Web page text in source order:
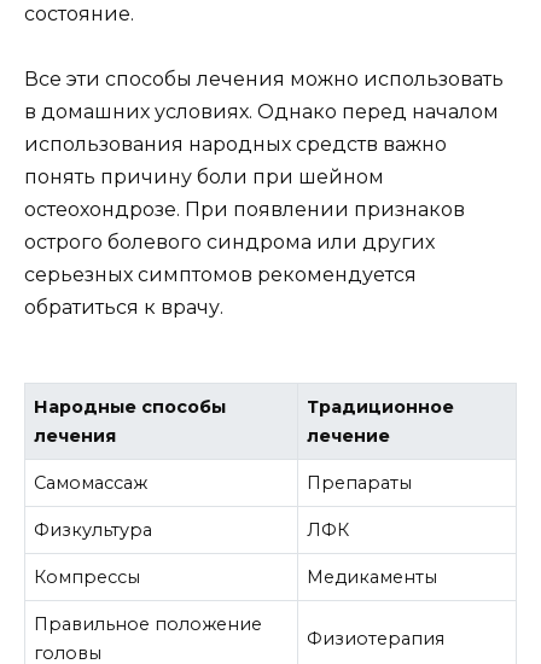
состояние.
Все эти способы лечения можно использовать
в домашних условиях. Однако перед началом
использования народных средств важно
понять причину боли при шейном
остеохондрозе. При появлении признаков
острого болевого синдрома или других
серьезных симптомов рекомендуется
обратиться к врачу.
Народные способы
лечения
Традиционное
лечение
Самомассаж Препараты
Физкультура ЛФК
Компрессы Медикаменты
Правильное положение
головы
Физиотерапия